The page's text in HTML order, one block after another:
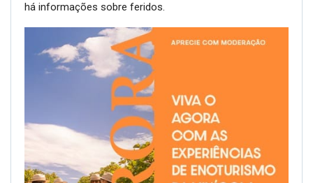
há informações sobre feridos.